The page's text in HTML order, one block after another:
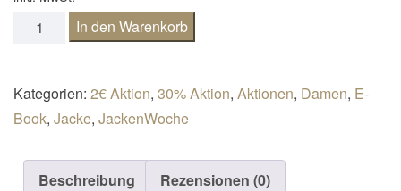
Sweatjacke Pihla Gr. 32-50 Menge
In den Warenkorb
Kategorien: 2€ Aktion, 30% Aktion, Aktionen, Damen, E-
Book, Jacke, JackenWoche
Beschreibung Rezensionen (0)